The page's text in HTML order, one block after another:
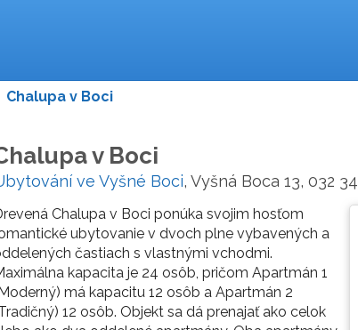
Chalupa v Boci
v Boci
ve Vyšné Boci, Vyšná Boca 13, 032
Chalupa v Boci ponúka svojim hosťom
ubytovanie v dvoch plne vybavených a
častiach s vlastnými vchodmi.
kapacita je 24 osôb, pričom Apartmán 1
má kapacitu 12 osôb a Apartmán 2
12 osôb. Objekt sa dá prenajať ako celok